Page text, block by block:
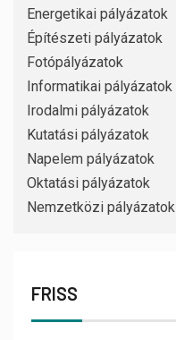
Energetikai pályázatok
Építészeti pályázatok
Fotópályázatok
Informatikai pályázatok
Irodalmi pályázatok
Kutatási pályázatok
Napelem pályázatok
Oktatási pályázatok
Nemzetközi pályázatok
FRISS